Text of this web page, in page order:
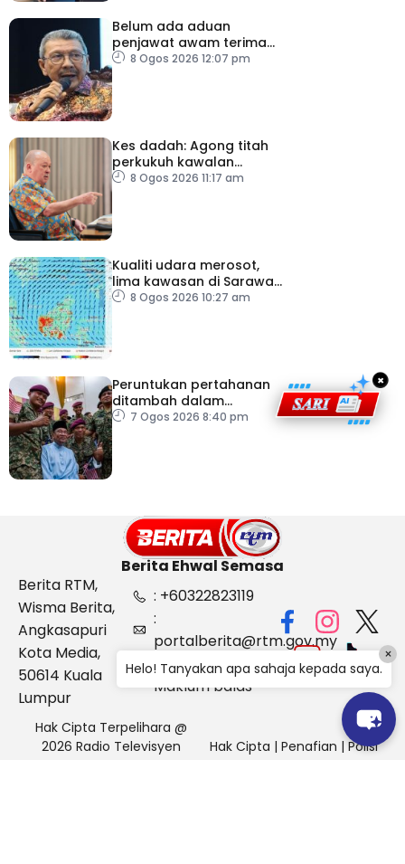
Belum ada aduan
penjawat awam terima
tekanan daripada ahli
8 Ogos 2026 12:07 pm
Kes dadah: Agong titah
perkukuh kawalan
lapangan terbang, pintu
8 Ogos 2026 11:17 am
Kualiti udara merosot,
lima kawasan di Sarawak
catat IPU tidak sihat
8 Ogos 2026 10:27 am
Peruntukan pertahanan
ditambah dalam
Belanjawan 2027
7 Ogos 2026 8:40 pm
×
Berita Ehwal Semasa
Berita RTM,
Wisma Berita,
Angkasapuri
Kota Media,
50614 Kuala
Lumpur
: +60322823119
:
portalberita@rtm.gov.my
: Aduan &
Maklum balas
Hak Cipta Terpelihara @
2026 Radio Televisyen
Hak Cipta | Penafian | Polisi
Helo! Tanyakan apa sahaja kepada saya.
×